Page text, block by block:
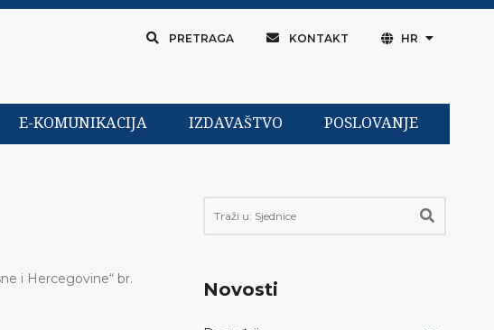
PRETRAGA KONTAKT HR
E-KOMUNIKACIJA IZDAVAŠTVO POSLOVANJE
i Hercegovine“ br.
Novosti